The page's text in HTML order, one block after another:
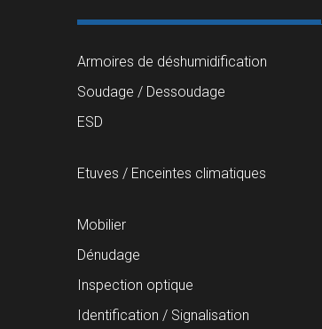
Armoires de déshumidification
Soudage / Dessoudage
ESD
Etuves / Enceintes climatiques
Mobilier
Dénudage
Inspection optique
Identification / Signalisation